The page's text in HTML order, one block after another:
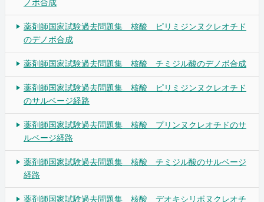
ノボ合成
薬剤師国家試験過去問題集 核酸 ピリミジンヌクレオチド
のデノボ合成
薬剤師国家試験過去問題集 核酸 チミジル酸のデノボ合成
薬剤師国家試験過去問題集 核酸 ピリミジンヌクレオチド
のサルベージ経路
薬剤師国家試験過去問題集 核酸 プリンヌクレオチドのサ
ルベージ経路
薬剤師国家試験過去問題集 核酸 チミジル酸のサルベージ
経路
薬剤師国家試験過去問題集 核酸 デオキシリボヌクレオチ